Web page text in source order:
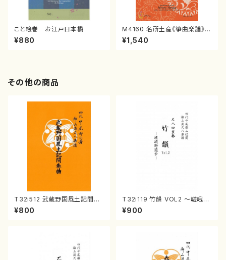
こと絵巻 お江戸日本橋
¥880
M4160 名所土産《箏曲楽譜》
（箏/宮城喜代子・宮城数江著・
宮城宗家監修/箏曲古典楽譜）
¥1,540
その他の商品
T32i512 武蔵野国風土記間奏
曲（尺八/初代 山川園松/楽譜）
都山流公刊楽譜曲番:2221
¥800
T32i119 竹韻 VOL2 ～嵯峨野
遊歩～（尺八/野村峰山/尺八/都
山式譜）都山流公刊楽譜曲番:5
¥900